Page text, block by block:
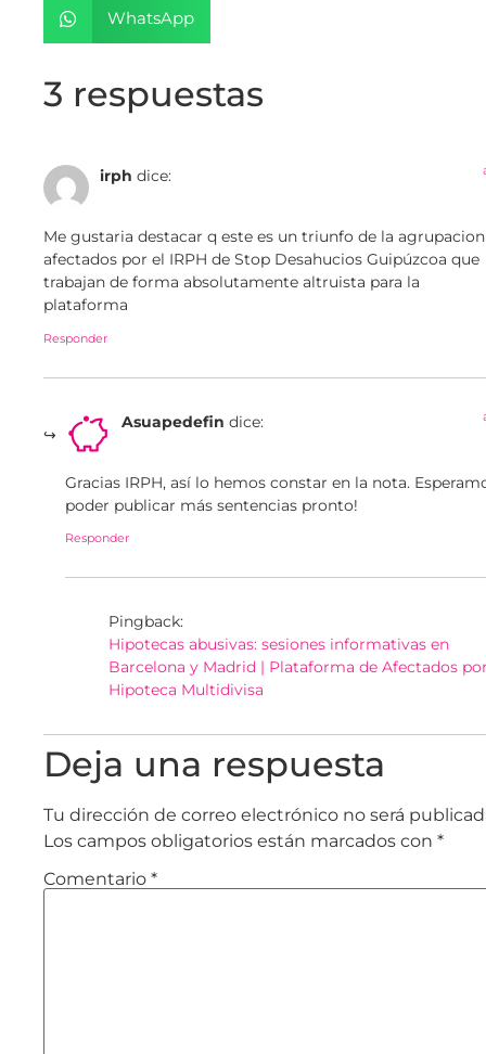
WhatsApp
3 respuestas
irph dice:
Me gustaria destacar q este es un triunfo de la
afectados por el IRPH de Stop Desahucios Guipúzcoa que
trabajan de forma absolutamente altruista para la
plataforma
Responder
Asuapedefin dice:
Gracias IRPH, así lo hemos constar en la nota.
poder publicar más sentencias pronto!
Responder
Pingback:
Hipotecas abusivas: sesiones informativas en
Barcelona y Madrid | Plataforma de Afectados
Hipoteca Multidivisa
Deja una respuesta
Tu dirección de correo electrónico no será
Los campos obligatorios están marcados con *
Comentario *